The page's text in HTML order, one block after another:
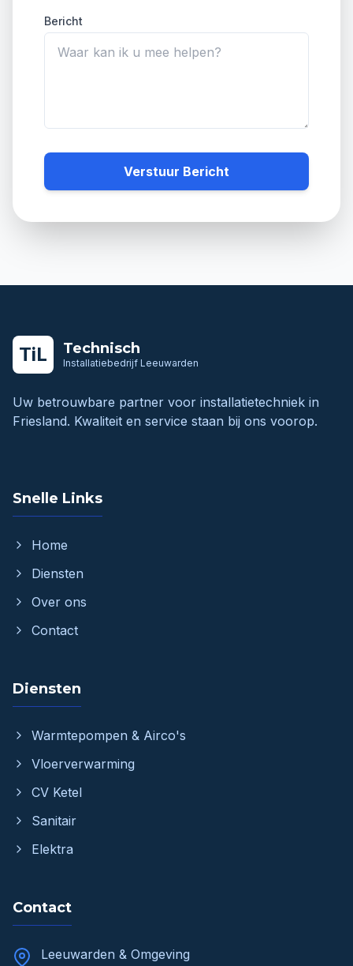
Bericht
Verstuur Bericht
TiL Technisch
Installatiebedrijf Leeuwarden
Uw betrouwbare partner voor installatietechniek in
Friesland. Kwaliteit en service staan bij ons voorop.
Snelle Links
Home
Diensten
Over ons
Contact
Diensten
Warmtepompen & Airco's
Vloerverwarming
CV Ketel
Sanitair
Elektra
Contact
Leeuwarden & Omgeving